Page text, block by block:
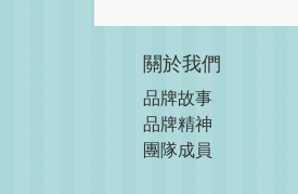
關於我們
品牌故事
品牌精神
團隊成員